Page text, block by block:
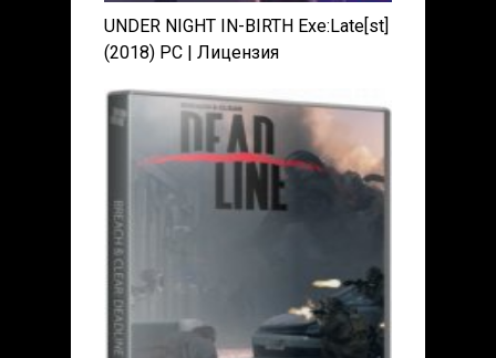
UNDER NIGHT IN-BIRTH Exe:Late[st]
(2018) PC | Лицензия